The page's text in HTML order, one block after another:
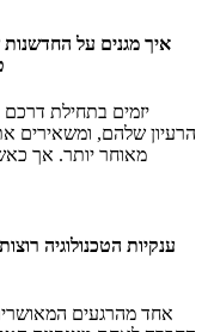
יזמים בתחילת
הרעיון שלהם, ומשאירים
מאוחר יותר. אך
ענקיות הטכנולוגיה
אחד מהרגעים